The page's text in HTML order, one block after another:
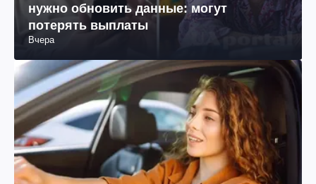
нужно обновить данные: могут
потерять выплаты
Вчера